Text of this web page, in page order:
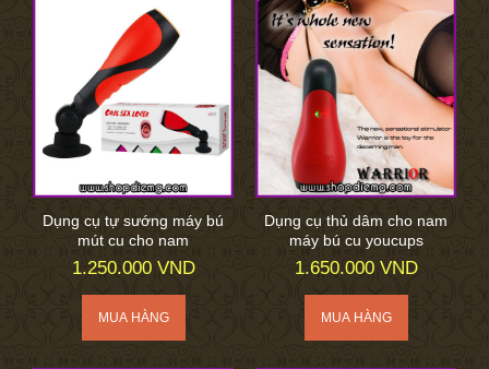
Dụng cụ tự sướng máy bú
mút cu cho nam
1.250.000 VND
Dụng cụ thủ dâm cho nam
máy bú cu youcups
1.650.000 VND